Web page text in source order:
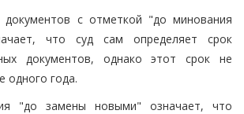
документов с отметкой "до минования
что суд сам определяет срок
документов, однако этот срок не
одного года.
"до замены новыми" означает, что